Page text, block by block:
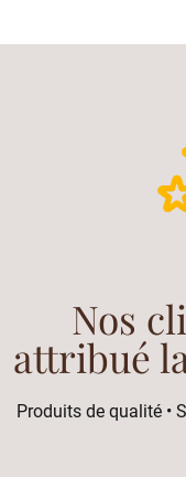
Nos
attribué
Produits de qualité •